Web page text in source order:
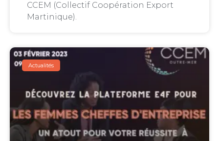
CCEM (Collectif Coopération Export
Martinique).
Actualités